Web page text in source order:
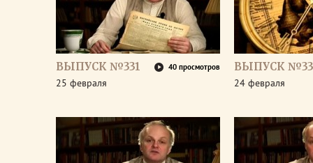
ВЫПУСК №331 40 просмотров
25 февраля
ВЫПУСК
24 февраля